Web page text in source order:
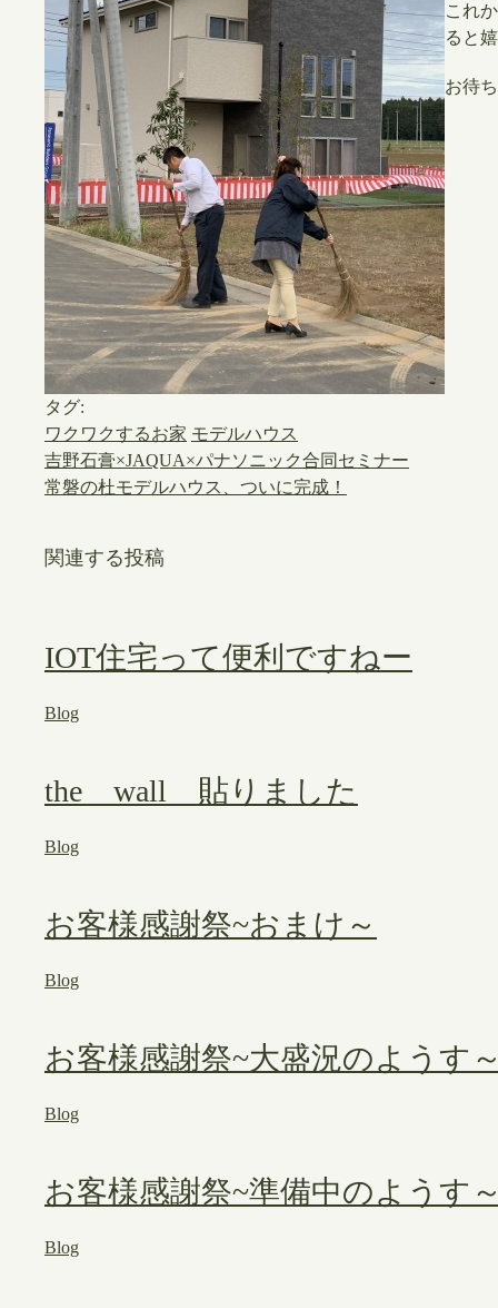
これ
ると
お待
タグ:
ワクワクするお家 モデルハウス
吉野石膏×JAQUA×パナソニック合同セミナー
常磐の杜モデルハウス、ついに完成！
関連する投稿
IOT住宅って便利ですねー
Blog
the wall 貼りました
Blog
お客様感謝祭~おまけ～
Blog
お客様感謝祭~大盛況のようす
Blog
お客様感謝祭~準備中のようす
Blog